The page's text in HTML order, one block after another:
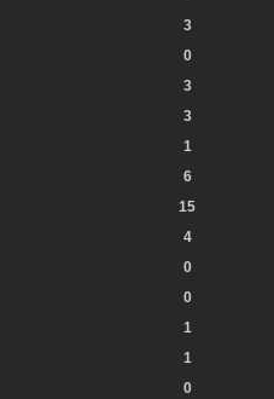
3
0
3
3
1
6
15
4
0
0
1
1
0